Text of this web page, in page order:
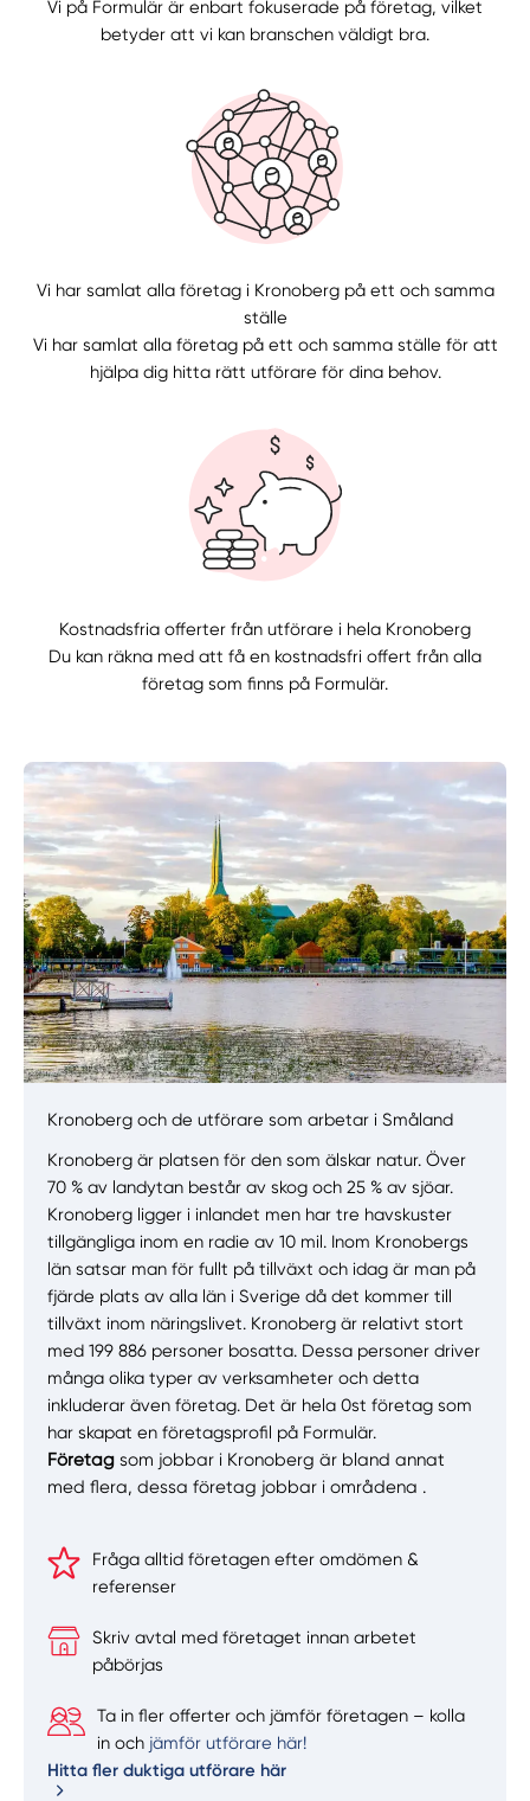
Välj tillvägagångssätt
Vi på Formulär är enbart fokuserade på företag, vilket
betyder att vi kan branschen väldigt bra.
Vi har samlat alla företag i Kronoberg på ett och samma
ställe
Vi har samlat alla företag på ett och samma ställe för att
hjälpa dig hitta rätt utförare för dina behov.
Kostnadsfria offerter från utförare i hela Kronoberg
Du kan räkna med att få en kostnadsfri offert från alla
företag som finns på Formulär.
Kronoberg och de utförare som arbetar i Småland
Kronoberg är platsen för den som älskar natur. Över
70 % av landytan består av skog och 25 % av sjöar.
Kronoberg ligger i inlandet men har tre havskuster
tillgängliga inom en radie av 10 mil. Inom Kronobergs
län satsar man för fullt på tillväxt och idag är man på
fjärde plats av alla län i Sverige då det kommer till
tillväxt inom näringslivet. Kronoberg är relativt stort
med 199 886 personer bosatta. Dessa personer driver
många olika typer av verksamheter och detta
inkluderar även företag. Det är hela 0st företag som
har skapat en företagsprofil på Formulär.
Företag som jobbar i Kronoberg är bland annat
med flera, dessa företag jobbar i områdena .
Fråga alltid företagen efter omdömen &
referenser
Skriv avtal med företaget innan arbetet
påbörjas
Ta in fler offerter och jämför företagen – kolla
in och jämför utförare här!
Hitta fler duktiga utförare här